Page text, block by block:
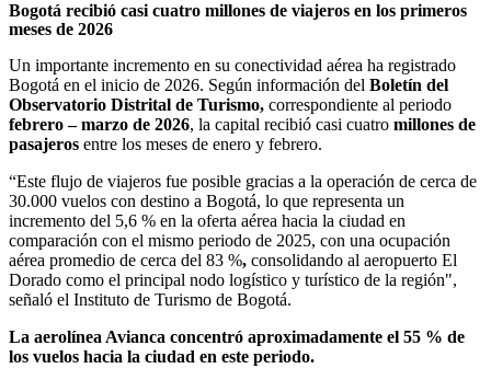
Bogotá recibió casi cuatro millones de viajeros en los primeros
meses de 2026
Un importante incremento en su conectividad aérea ha registrado
Bogotá en el inicio de 2026. Según información del Boletín del
Observatorio Distrital de Turismo, correspondiente al periodo
febrero – marzo de 2026, la capital recibió casi cuatro millones de
pasajeros entre los meses de enero y febrero.
“Este flujo de viajeros fue posible gracias a la operación de cerca de
30.000 vuelos con destino a Bogotá, lo que representa un
incremento del 5,6 % en la oferta aérea hacia la ciudad en
comparación con el mismo periodo de 2025, con una ocupación
aérea promedio de cerca del 83 %, consolidando al aeropuerto El
Dorado como el principal nodo logístico y turístico de la región",
señaló el Instituto de Turismo de Bogotá.
La aerolínea Avianca concentró aproximadamente el 55 % de
los vuelos hacia la ciudad en este periodo.